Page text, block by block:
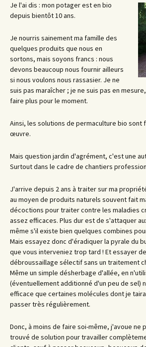
Je l'ai dis : mon potager est en bio
depuis bientôt 10 ans.
Je nourris sainement ma famille des
quelques produits que nous en
sortons, mais soyons francs : nous
devons beaucoup nous fournir ailleurs
si nous voulons nous rassasier. Je ne
suis pas maraîcher ; je ne suis pas en
faire plus pour le moment.
Ainsi, les solutions de permaculture bio sont
œuvre.
Mais question jardin d'agrément, c'est une
Surtout dans le cadre de chantiers
J'arrive depuis 2 ans à traiter sur ma
au moyen de produits naturels souvent fait
décoctions pour traiter contre les maladies
assez efficaces. Plus dur est de s'attaquer
même s'il existe bien quelques combines
Mais essayez donc d'éradiquer la pyrale du
que vous interveniez trop tard ! Et essayer
débroussaillage sélectif sans un traitement
Même un simple désherbage d'allée, en
(éventuellement additionné d'un peu de sel)
efficace que certaines molécules dont je
passer très régulièrement.
Donc, à moins de faire soi-même, j'avoue ne
trouvé de solution pour travailler